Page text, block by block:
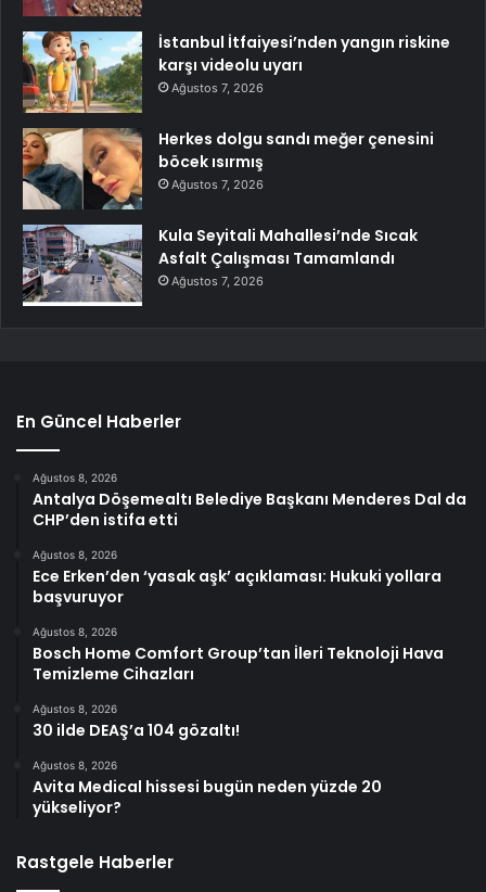
İstanbul İtfaiyesi’nden yangın riskine
karşı videolu uyarı
Ağustos 7, 2026
Herkes dolgu sandı meğer çenesini
böcek ısırmış
Ağustos 7, 2026
Kula Seyitali Mahallesi’nde Sıcak
Asfalt Çalışması Tamamlandı
Ağustos 7, 2026
En Güncel Haberler
Ağustos 8, 2026
Antalya Döşemealtı Belediye Başkanı Menderes Dal da
CHP’den istifa etti
Ağustos 8, 2026
Ece Erken’den ‘yasak aşk’ açıklaması: Hukuki yollara
başvuruyor
Ağustos 8, 2026
Bosch Home Comfort Group’tan İleri Teknoloji Hava
Temizleme Cihazları
Ağustos 8, 2026
30 ilde DEAŞ’a 104 gözaltı!
Ağustos 8, 2026
Avita Medical hissesi bugün neden yüzde 20
yükseliyor?
Rastgele Haberler